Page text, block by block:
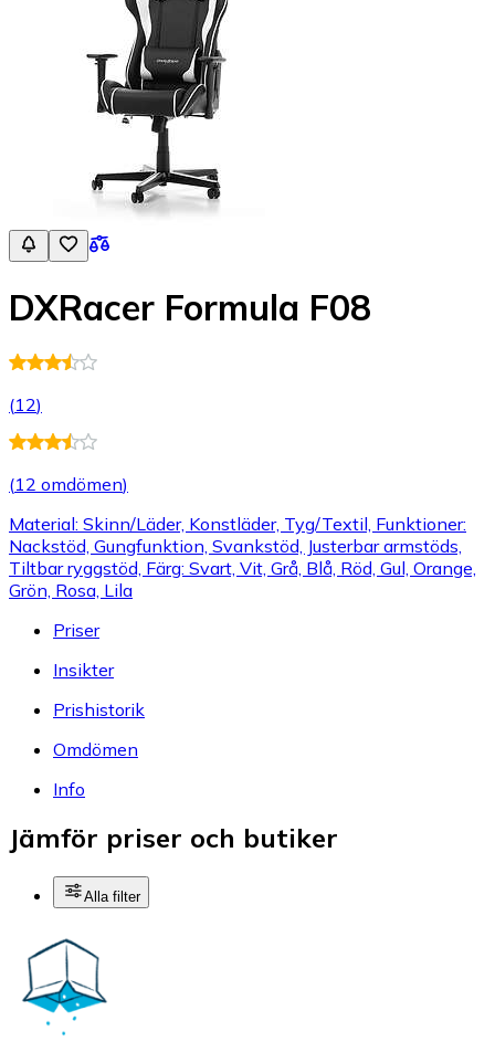
DXRacer Formula F08
(12)
(12 omdömen)
Material: Skinn/Läder, Konstläder, Tyg/Textil, Funktioner:
Nackstöd, Gungfunktion, Svankstöd, Justerbar armstöds,
Tiltbar ryggstöd, Färg: Svart, Vit, Grå, Blå, Röd, Gul, Orange,
Grön, Rosa, Lila
Priser
Insikter
Prishistorik
Omdömen
Info
Jämför priser och butiker
Alla filter